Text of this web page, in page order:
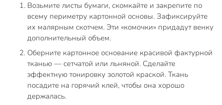
Возьмите листы бумаги, скомкайте и закрепите по
всему периметру картонной основы. Зафиксируйте
их малярным скотчем. Эти «комочки» придадут венку
дополнительный объем.
Оберните картонное основание красивой фактурной
тканью — сетчатой или льняной. Сделайте
эффектную тонировку золотой краской. Ткань
посадите на горячий клей, чтобы она хорошо
держалась.